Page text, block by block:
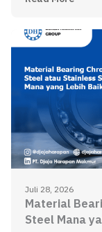
Material
Steel Mana
Juli 28, 2026